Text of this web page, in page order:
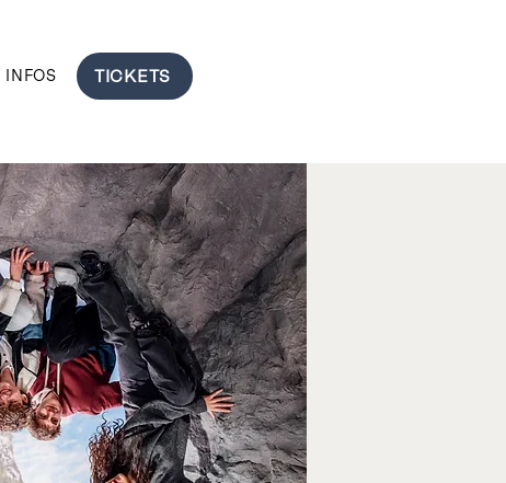
INFOS TICKETS